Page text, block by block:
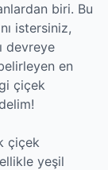
biri. Bu
istersiniz,
devreye
en
çiçek
çiçek
yeşil